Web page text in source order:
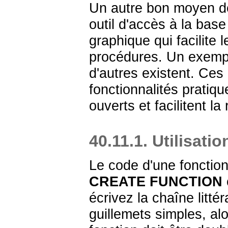
Un autre bon moyen
outil d'accès à la
graphique qui facilite
procédures. Un
d'autres existent.
fonctionnalités
ouverts et facilitent la
40.11.1.
Le code d'une
CREATE FUNCTION
écrivez la chaîne
guillemets simples,